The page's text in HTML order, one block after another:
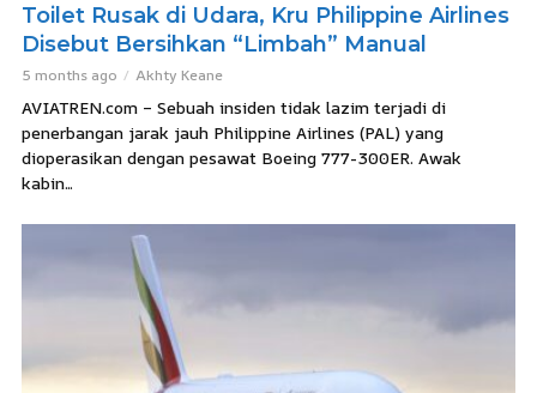
Toilet Rusak di Udara, Kru Philippine Airlines
Disebut Bersihkan “Limbah” Manual
5 months ago Akhty Keane
AVIATREN.com – Sebuah insiden tidak lazim terjadi di
penerbangan jarak jauh Philippine Airlines (PAL) yang
dioperasikan dengan pesawat Boeing 777-300ER. Awak
kabin...